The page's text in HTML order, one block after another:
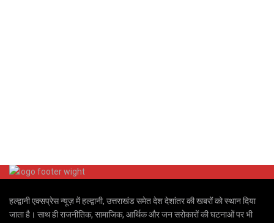
हल्द्वानी एक्सप्रेस न्यूज़ में हल्द्वानी, उत्तराखंड समेत देश देशांतर की खबरों को स्थान दिया
जाता है। साथ ही राजनीतिक, सामाजिक, आर्थिक और जन सरोकारों की घटनाओं पर भी